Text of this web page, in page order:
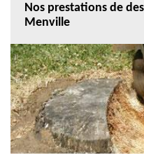
Nos prestations de
Menville